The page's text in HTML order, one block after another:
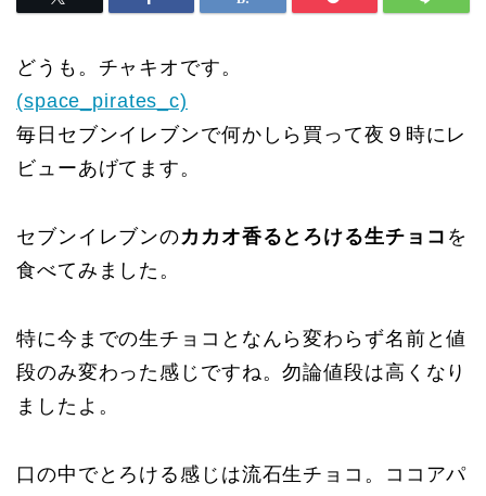
どうも。チャキオです。
(space_pirates_c)
毎日セブンイレブンで何かしら買って夜９時にレ
ビューあげてます。
セブンイレブンのカカオ香るとろける生チョコ を
食べてみました。
特に今までの生チョコとなんら変わらず名前と値
段のみ変わった感じですね。勿論値段は高くなり
ましたよ。
口の中でとろける感じは流石生チョコ。ココアパ